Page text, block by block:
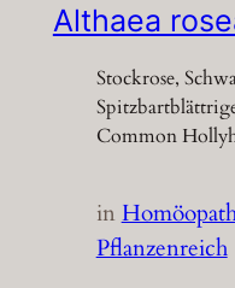
Althaea
Stockrose,
Common
in
Pflanzenreich